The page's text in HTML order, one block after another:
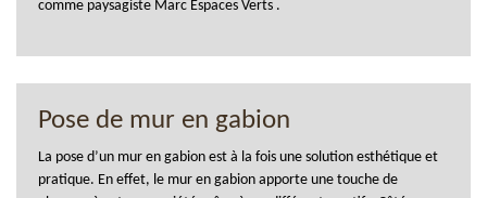
comme paysagiste Marc Espaces Verts .
Pose de mur en gabion
La pose d’un mur en gabion est à la fois une solution esthétique et
pratique. En effet, le mur en gabion apporte une touche de